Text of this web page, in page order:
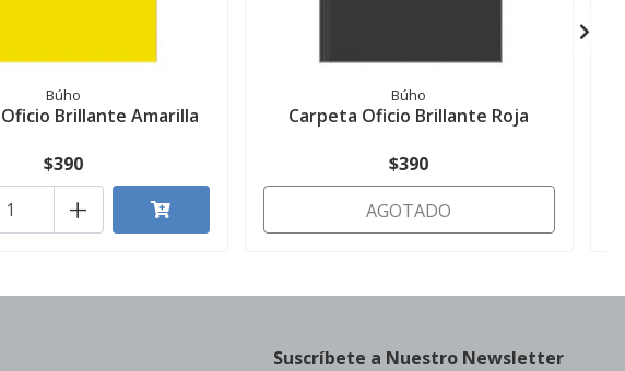
Búho
Brillante Amarilla
$390
+
Búho
Carpeta Oficio Brillante Roja
$390
AGOTADO
Suscríbete a Nuestro Newsletter